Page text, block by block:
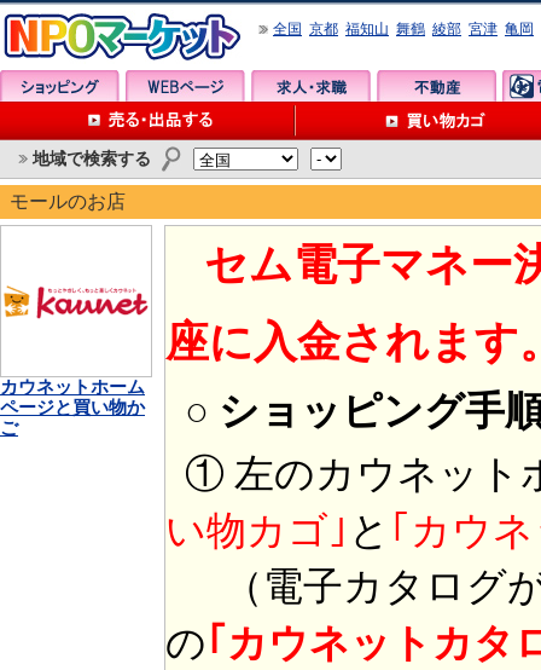
全国 京都 福知山 舞鶴 綾部 宮津 亀岡
地域で検索する
モールのお店
カウネットホーム
ページと買い物か
ご
セム電子マネー
座に入金されます
○ ショッピング手
① 左のカウネット
い物カゴ｣ と ｢カウ
（電子カタログ
の｢カウネットカタ